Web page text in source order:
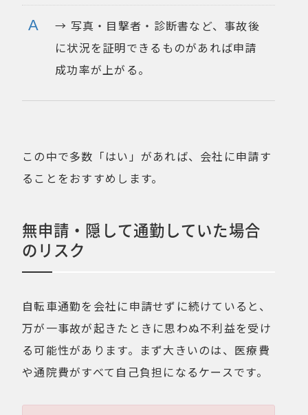
→ 写真・目撃者・診断書など、事故後
に状況を証明できるものがあれば申請
成功率が上がる。
この中で多数「はい」があれば、会社に申請す
ることをおすすめします。
無申請・隠して通勤していた場合
のリスク
自転車通勤を会社に申請せずに続けていると、
万が一事故が起きたときに思わぬ不利益を受け
る可能性があります。まず大きいのは、医療費
や通院費がすべて自己負担になるケースです。